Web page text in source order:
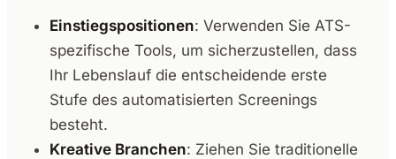
Einstiegspositionen: Verwenden Sie ATS-
spezifische Tools, um sicherzustellen, dass
Ihr Lebenslauf die entscheidende erste
Stufe des automatisierten Screenings
besteht.
Kreative Branchen: Ziehen Sie traditionelle